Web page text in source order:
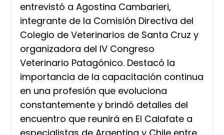
entrevistó a Agostina Cambarieri,
integrante de la Comisión Directiva del
Colegio de Veterinarios de Santa Cruz y
organizadora del IV Congreso
Veterinario Patagónico. Destacó la
importancia de la capacitación continua
en una profesión que evoluciona
constantemente y brindó detalles del
encuentro que reunirá en El Calafate a